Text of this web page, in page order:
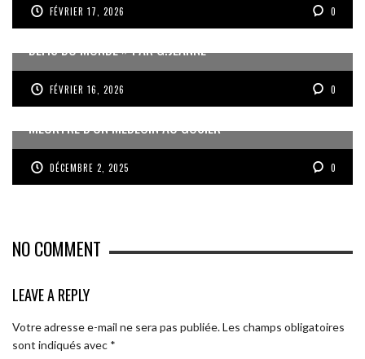
FÉVRIER 17, 2026 0
« UN GOSIER FIER, FORT ET RESPONSABLE FACE AUX
DÉFIS DU MONDE » PAR G.JEANNE
FÉVRIER 16, 2026 0
MEURTRE D’UN MÉDECIN AU GOSIER
DÉCEMBRE 2, 2025 0
NO COMMENT
LEAVE A REPLY
Votre adresse e-mail ne sera pas publiée.Les champs obligatoires
sont indiqués avec *